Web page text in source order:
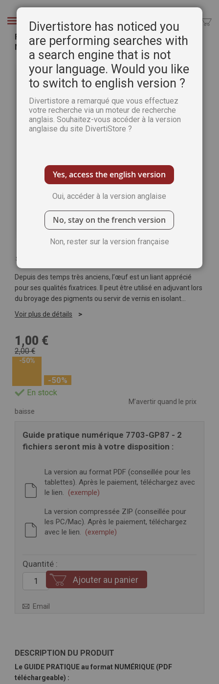
Chercher
Fabriquer son médium à l'œuf - Guide Pratique
Numérique
galerie
d’images
Soyez le premier à commenter ce produit
Depuis des temps très anciens, l’œuf est un liant apprécié
pour ses qualités fixatrices. Il peut être utilisé en adjuvant lors
du broyage des pigments ou servir de vernis en isolant...
Voir plus de détails
1,00 €
2,00 €
-50%
-50%
En stock
M’avertir quand le prix
baisse
Guide pratique numérique 7703-GP87 - 2
fichiers seront mis à votre disposition :
La version au format PDF (conseillée pour les
tablettes). Après le paiement, téléchargez avec
le lien. (exemple)
La version compressée ZIP (conseillée pour
les PC/Mac). Après le paiement, téléchargez
avec le lien. (exemple)
Quantité :
Ajouter au panier
Email
DESCRIPTION DU PRODUIT
Le GUIDE PRATIQUE au format NUMÉRIQUE (PDF
téléchargeable) :
Divertistore has noticed you
are performing searches with
a search engine that is not
your language. Would you like
to switch to english version ?
Divertistore a remarqué que vous effectuez
votre recherche via un moteur de recherche
anglais. Souhaitez-vous accéder à la version
anglaise du site DivertiStore ?
Yes, access the english version
Oui, accéder à la version anglaise
No, stay on the french version
Non, rester sur la version française